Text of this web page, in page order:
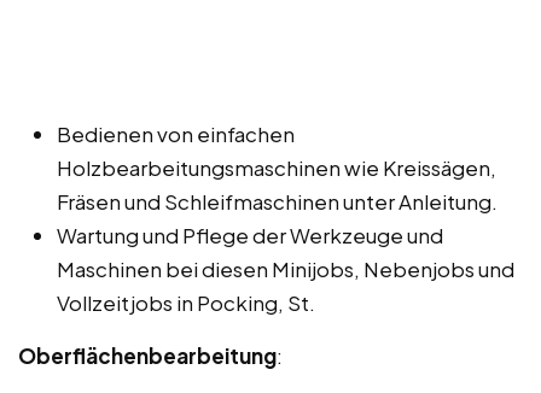
Bedienen von einfachen
Holzbearbeitungsmaschinen wie Kreissägen,
Fräsen und Schleifmaschinen unter Anleitung.
Wartung und Pflege der Werkzeuge und
Maschinen bei diesen Minijobs, Nebenjobs und
Vollzeitjobs in Pocking, St.
Oberflächenbearbeitung: